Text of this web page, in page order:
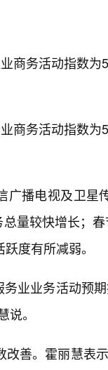
商务活动指数
商务活动指数
广播电视及卫
量较快增长；
度有所减弱。
务业业务活动预
。
改善。霍丽慧表